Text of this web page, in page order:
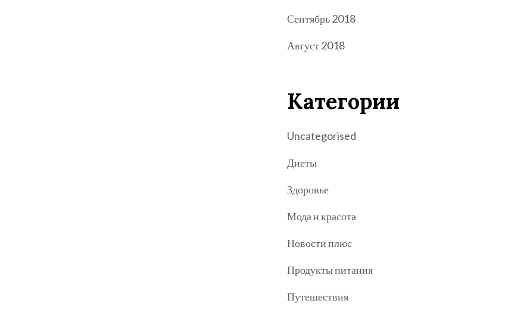
Сентябрь 2018
Август 2018
Категории
Uncategorised
Диеты
Здоровье
Мода и красота
Новости плюс
Продукты питания
Путешествия